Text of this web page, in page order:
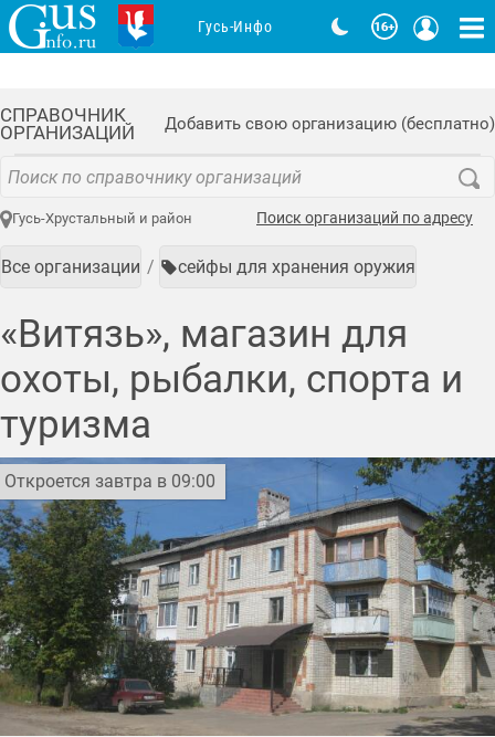
СПРАВОЧНИК
ОРГАНИЗАЦИЙ
Добавить свою организацию (бесплатно)
Гусь-Хрустальный и район Поиск организаций по адресу
Все организации сейфы для хранения оружия
«Витязь», магазин для
охоты, рыбалки, спорта и
туризма
Откроется завтра в 09:00
Гусь-Инфо